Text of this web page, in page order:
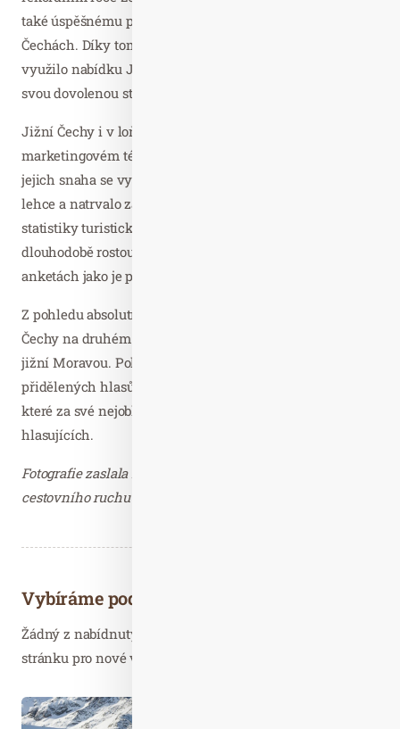
také úspěšnému projektu JCCR Léto a Podzim v jižních
Čechách. Díky tomu bezmála pět tisíc českých rodin
využilo nabídku Jihočechů na dotované ubytování a
svou dovolenou strávilo právě na jihu Čech.
Jižní Čechy i v loňském roce pokračují v úspěšném
marketingovém tématu „Jižní Čechy opravdová láska“ a
jejich snaha se vyplácí. Do Jihočeského kraje se dá totiž
lehce a natrvalo zamilovat. Naznačují to alespoň
statistiky turistické návštěvnosti regionu, které mají
dlouhodobě rostoucí trend, ale i úspěšné výsledky v
anketách jako je právě Kraj mého srdce.
Z pohledu absolutního vítěze mezi kraji, skončily jižní
Čechy na druhém místě, a to ve velmi těsném pořadí za
jižní Moravou. Pokud jde ale o srovnání krajů v počtu
přidělených hlasů, tak vítězem jsou právě jižní Čechy,
které za své nejoblíbenější označilo téměř jedenáct tisíc
hlasujících.
Fotografie zaslala Ing. Jana Píchová, Jihočeská centrála
cestovního ruchu – děkujeme.
Vybíráme podobné články
Žádný z nabídnutých článků vás nezajímá? Aktualizujte
stránku pro nové výsledky...